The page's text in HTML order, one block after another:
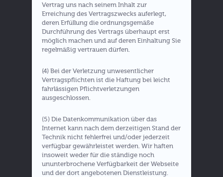
Vertrag uns nach seinem Inhalt zur
Erreichung des Vertragszwecks auferlegt,
deren Erfüllung die ordnungsgemäße
Durchführung des Vertrags überhaupt erst
möglich machen und auf deren Einhaltung Sie
regelmäßig vertrauen dürfen.
(4) Bei der Verletzung unwesentlicher
Vertragspflichten ist die Haftung bei leicht
fahrlässigen Pflichtverletzungen
ausgeschlossen.
(5) Die Datenkommunikation über das
Internet kann nach dem derzeitigen Stand der
Technik nicht fehlerfrei und/oder jederzeit
verfügbar gewährleistet werden. Wir haften
insoweit weder für die ständige noch
ununterbrochene Verfügbarkeit der Webseite
und der dort angebotenen Dienstleistung.